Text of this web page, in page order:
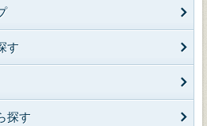
す
探す